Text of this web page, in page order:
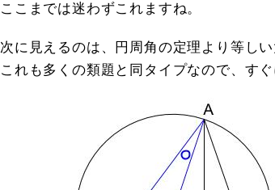
ここまでは迷わずこれますね。
次に見えるのは、円周角の定理より等しい
これも多くの類題と同タイプなので、す